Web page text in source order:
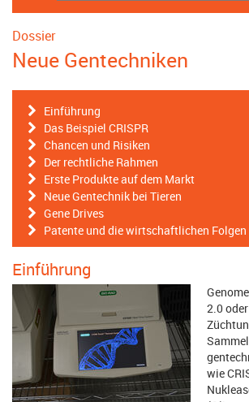
Dossier
Neue Gentechniken
Einführung
Das Beispiel CRISPR
Chancen und Risiken
Der rechtliche Rahmen
Erste Produkte auf dem Markt
Neue Gentechnik bei Tieren
Gene Drives
Patente und die wirtschaftlichen Folgen
Einführung
2.0
wie